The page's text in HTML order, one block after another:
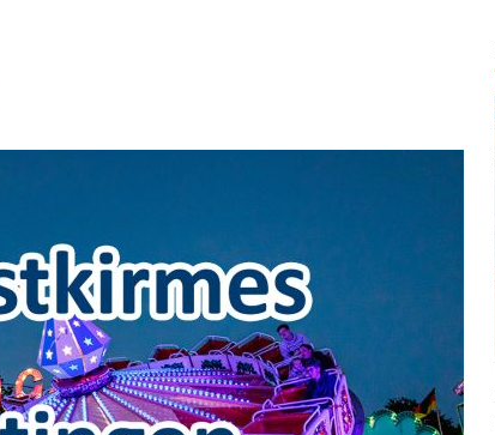
Rheinkirmes Düsseldorf 2022
Auch im Jahr 2026 immer noch mal einen Blick
Wert, die Rheinkirmes aus dem Jahr 2022. Am
-
"Crazy